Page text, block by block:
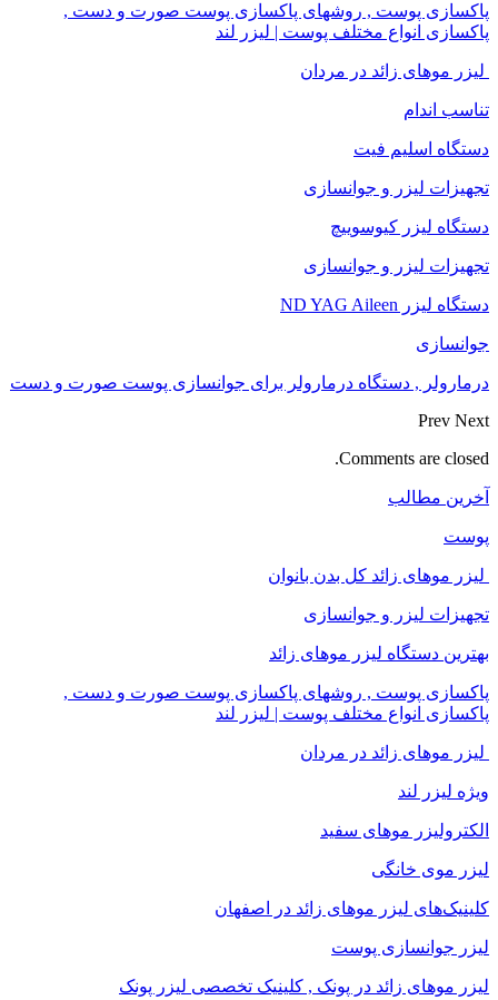
پاکسازی پوست , روشهای پاکسازی پوست صورت و دست ,
پاکسازی انواع مختلف پوست | لیزر لند
لیزر موهای زائد در مردان
تناسب اندام
دستگاه اسلیم فیت
تجهیزات لیزر و جوانسازی
دستگاه لیزر کیوسوییچ
تجهیزات لیزر و جوانسازی
دستگاه لیزر ND YAG Aileen
جوانسازی
درمارولر , دستگاه درمارولر برای جوانسازی پوست صورت و دست
Prev Next
Comments are closed.
آخرین مطالب
پوست
لیزر موهای زائد کل بدن بانوان
تجهیزات لیزر و جوانسازی
بهترین دستگاه لیزر موهای زائد
پاکسازی پوست , روشهای پاکسازی پوست صورت و دست ,
پاکسازی انواع مختلف پوست | لیزر لند
لیزر موهای زائد در مردان
ویژه لیزر لند
الکترولیزر موهای سفید
لیزر موی خانگی
کلینیک‌های لیزر موهای زائد در اصفهان
لیزر جوانسازی پوست
لیزر موهای زائد در پونک , کلینیک تخصصی لیزر پونک